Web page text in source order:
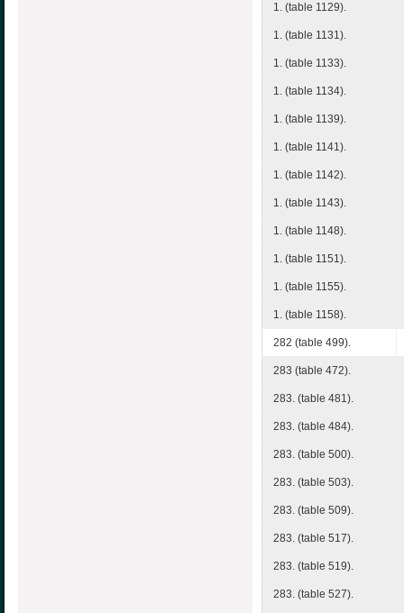
1. (table 1129).
1. (table 1131).
1. (table 1133).
1. (table 1134).
1. (table 1139).
1. (table 1141).
1. (table 1142).
1. (table 1143).
1. (table 1148).
1. (table 1151).
1. (table 1155).
1. (table 1158).
282 (table 499).
283 (table 472).
283. (table 481).
283. (table 484).
283. (table 500).
283. (table 503).
283. (table 509).
283. (table 517).
283. (table 519).
283. (table 527).